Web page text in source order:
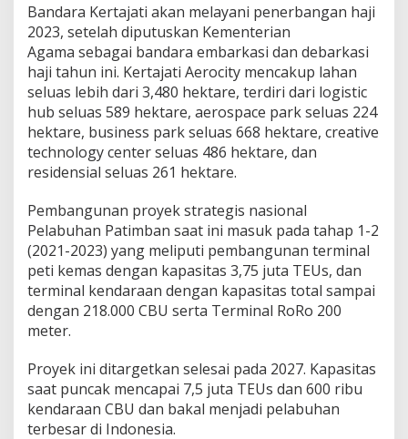
Bandara Kertajati akan melayani penerbangan haji
2023, setelah diputuskan Kementerian
Agama sebagai bandara embarkasi dan debarkasi
haji tahun ini. Kertajati Aerocity mencakup lahan
seluas lebih dari 3,480 hektare, terdiri dari logistic
hub seluas 589 hektare, aerospace park seluas 224
hektare, business park seluas 668 hektare, creative
technology center seluas 486 hektare, dan
residensial seluas 261 hektare.
Pembangunan proyek strategis nasional
Pelabuhan Patimban saat ini masuk pada tahap 1-2
(2021-2023) yang meliputi pembangunan terminal
peti kemas dengan kapasitas 3,75 juta TEUs, dan
terminal kendaraan dengan kapasitas total sampai
dengan 218.000 CBU serta Terminal RoRo 200
meter.
Proyek ini ditargetkan selesai pada 2027. Kapasitas
saat puncak mencapai 7,5 juta TEUs dan 600 ribu
kendaraan CBU dan bakal menjadi pelabuhan
terbesar di Indonesia.